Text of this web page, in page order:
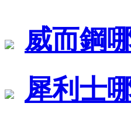
威而鋼
犀利士